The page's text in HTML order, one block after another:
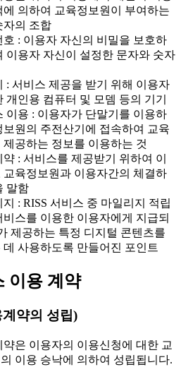
에 의하여 교육정보원이 부여하는
자의 조합
: 이용자 자신의 비밀을 보호하
이용자 자신이 설정한 문자와 숫자
서비스 제공을 받기 위해 이용자
개인용 컴퓨터 및 모뎀 등의 기기
용 : 이용자가 단말기를 이용하
보원의 주전산기에 접속하여 교육
제공하는 정보를 이용하는 것
: 서비스를 제공받기 위하여 이
교육정보원과 이용자간의 체결하
말함
: RISS 서비스 중 마일리지 적립
비스를 이용한 이용자에게 지급되
제공하는 특정 디지털 콘텐츠를
데 사용하도록 만들어진 포인트
이용 계약
약의 성립)
은 이용자의 이용신청에 대한 교
이용 승낙에 의하여 성립됩니다.